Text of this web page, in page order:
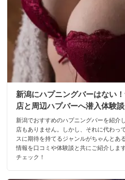
新潟にハプニングバーはない
店と周辺ハプバーへ潜入体験談
新潟でおすすめのハプニングバーを紹介
店もありません。しかし、それに代わっ
スに期待を持てるジャンルがちゃんとあ
情報を口コミや体験談と共にご紹介しま
チェック！